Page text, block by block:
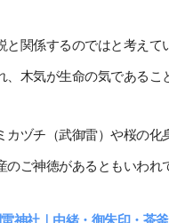
と関係するのではと考え
木気が生命の気であるこ
カヅチ（武御雷）や桜の
ご神徳があるともいわれ